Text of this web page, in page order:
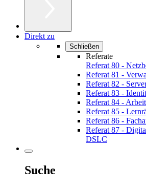
Direkt zu
Schließen
Referate
Referat 80 -
Referat 81 -
Referat 82 -
Referat 83 -
Referat 84 -
Referat 85 -
Referat 86 -
Referat 87 -
DSLC
Suche